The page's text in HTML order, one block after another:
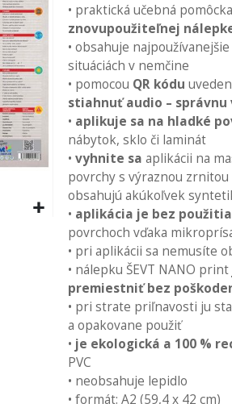
• praktická učebná
znovupoužiteľnej
• obsahuje
situáciách v nemčine
• pomocou QR kódu
stiahnuť audio – správnu
• aplikuje sa na hladké
nábytok, sklo či laminát
• vyhnite sa aplikácii na
povrchy s výraznou
obsahujú akúkoľvek
• aplikácia je bez
povrchoch vďaka
• pri aplikácii sa nemusíte
• nálepku ŠEVT NANO print
premiestniť bez
• pri strate priľnavosti ju
a opakovane použiť
• je ekologická a 100 %
PVC
• neobsahuje lepidlo
• formát: A2 (59,4 x 42 cm)